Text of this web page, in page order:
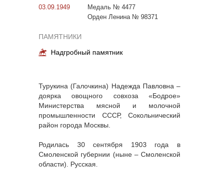
03.09.1949
Медаль № 4477
Орден Ленина № 98371
ПАМЯТНИКИ
Надгробный памятник
Турукина (Галочкина) Надежда Павловна –
доярка овощного совхоза «Бодрое»
Министерства мясной и молочной
промышленности СССР, Сокольнический
район города Москвы.
Родилась 30 сентября 1903 года в
Смоленской губернии (ныне – Смоленской
области). Русская.